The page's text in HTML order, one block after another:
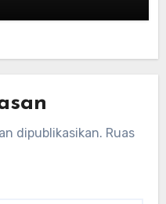
dipublikasikan. Ruas